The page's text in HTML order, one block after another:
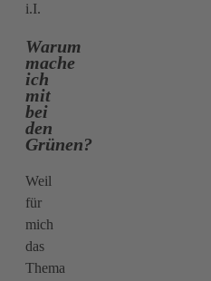
i.I.
Warum
mache
ich
mit
bei
den
Grünen?
Weil
für
mich
das
Thema